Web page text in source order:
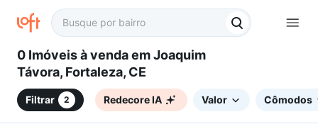
0 Imóveis à venda em Joaquim
Távora, Fortaleza, CE
Filtrar 2 Redecore IA Valor Cômodos